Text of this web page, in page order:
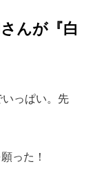
んが『白
っぱい。先
った！